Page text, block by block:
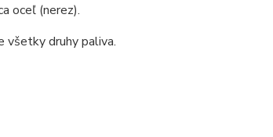
oceľ (nerez).
všetky druhy paliva.